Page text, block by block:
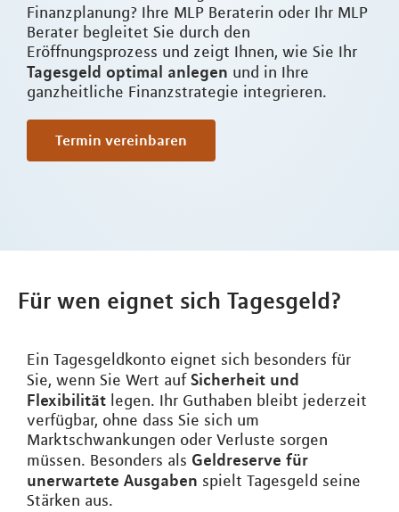
Finanzplanung? Ihre MLP Beraterin oder Ihr MLP
Berater begleitet Sie durch den
Eröffnungsprozess und zeigt Ihnen, wie Sie Ihr
Tagesgeld optimal anlegen und in Ihre
ganzheitliche Finanzstrategie integrieren.
Termin vereinbaren
Für wen eignet sich Tagesgeld?
Ein Tagesgeldkonto eignet sich besonders für
Sie, wenn Sie Wert aufSicherheit und
Flexibilität legen. Ihr Guthaben bleibt jederzeit
verfügbar, ohne dass Sie sich um
Marktschwankungen oder Verluste sorgen
müssen. Besonders als Geldreserve für
unerwartete Ausgaben spielt Tagesgeld seine
Stärken aus.